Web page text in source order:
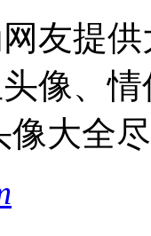
友提
像、
像大全